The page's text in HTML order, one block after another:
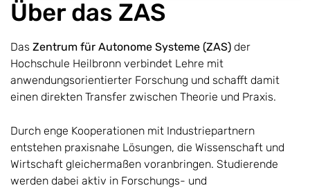
Über das ZAS
Das Zentrum für Autonome Systeme (ZAS) der
Hochschule Heilbronn verbindet Lehre mit
anwendungsorientierter Forschung und schafft damit
einen direkten Transfer zwischen Theorie und Praxis.
Durch enge Kooperationen mit Industriepartnern
entstehen praxisnahe Lösungen, die Wissenschaft und
Wirtschaft gleichermaßen voranbringen. Studierende
werden dabei aktiv in Forschungs- und